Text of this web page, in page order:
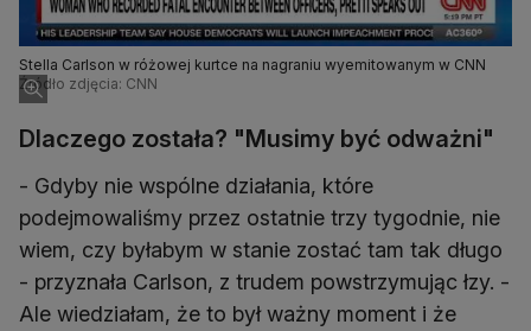
Stella Carlson w różowej kurtce na nagraniu wyemitowanym w CNN
Źródło zdjęcia: CNN
Dlaczego została? "Musimy być odważni"
- Gdyby nie wspólne działania, które
podejmowaliśmy przez ostatnie trzy tygodnie, nie
wiem, czy byłabym w stanie zostać tam tak długo
- przyznała Carlson, z trudem powstrzymując łzy. -
Ale wiedziałam, że to był ważny moment i że